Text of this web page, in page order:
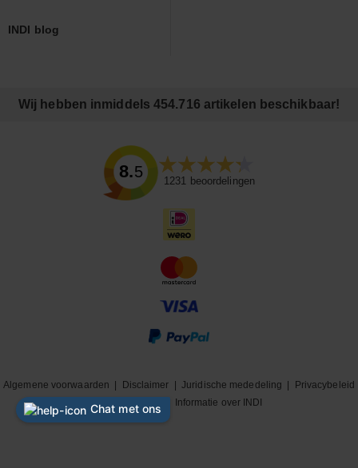
INDI blog
Wij hebben inmiddels 454.716 artikelen beschikbaar!
8.5
1231 beoordelingen
Algemene voorwaarden Disclaimer |Juridische mededeling
Privacybeleid
|
Cookiebeleid Informatie over INDI